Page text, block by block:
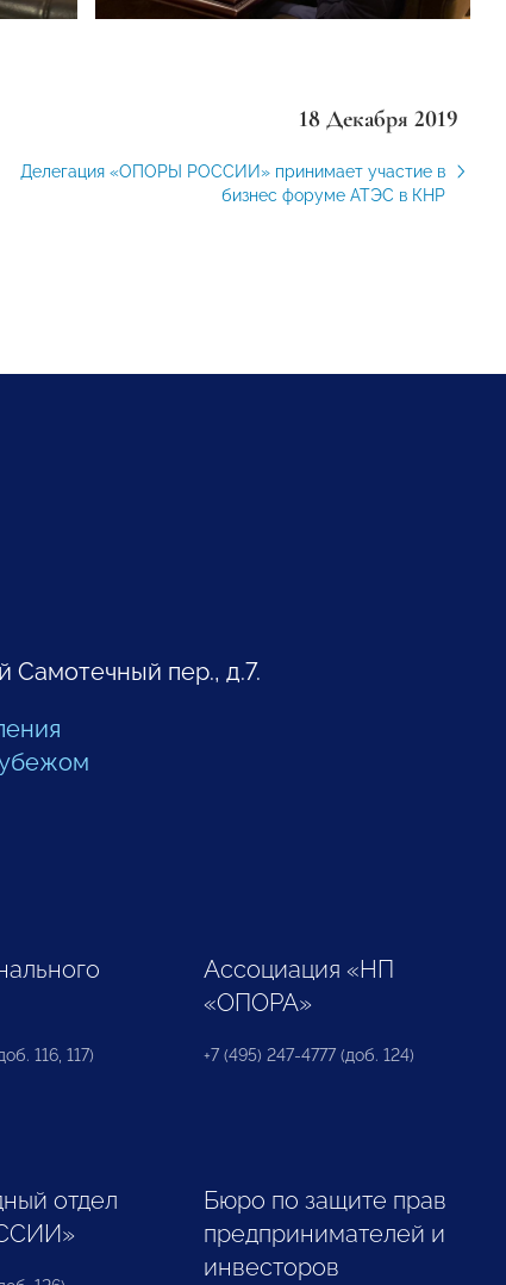
18 Декабря 2019
Делегация «ОПОРЫ РОССИИ» принимает участие в
бизнес форуме АТЭС в КНР
Самотечный пер., д.7.
116, 117)
Ассоциация «НП
«ОПОРА»
+7 (495) 247-4777 (доб. 124)
отдел
Бюро по защите прав
предпринимателей и
инвесторов